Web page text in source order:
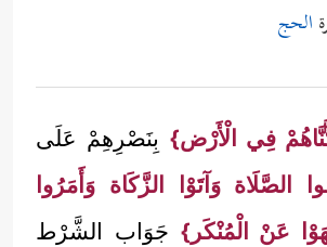
الحج
فِي الْأَرْض} بِنَصْرِهِمْ عَلَى
الصَّلَاة وَآتَوْا الزَّكَاة وَأَمَرُوا
عَنْ الْمُنْكَر} جَوَاب الشَّرْط